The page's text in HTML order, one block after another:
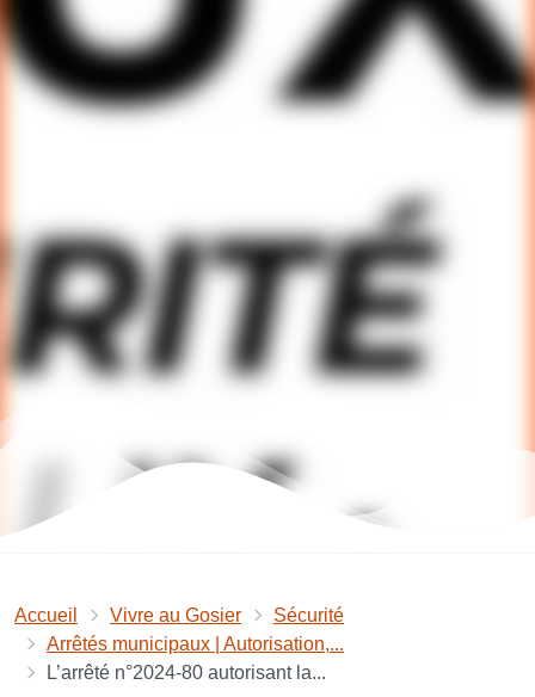
Accueil Vivre au Gosier
Sécurité
Arrêtés municipaux | Autorisation,...
L’arrêté n°2024-80 autorisant la...